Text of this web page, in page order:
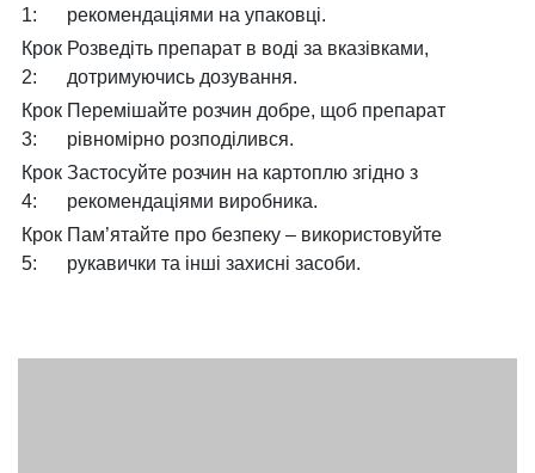
1:
рекомендаціями на упаковці.
Крок
2:
Розведіть препарат в воді за вказівками,
дотримуючись дозування.
Крок
3:
Перемішайте розчин добре, щоб препарат
рівномірно розподілився.
Крок
4:
Застосуйте розчин на картоплю згідно з
рекомендаціями виробника.
Крок
5:
Пам’ятайте про безпеку – використовуйте
рукавички та інші захисні засоби.